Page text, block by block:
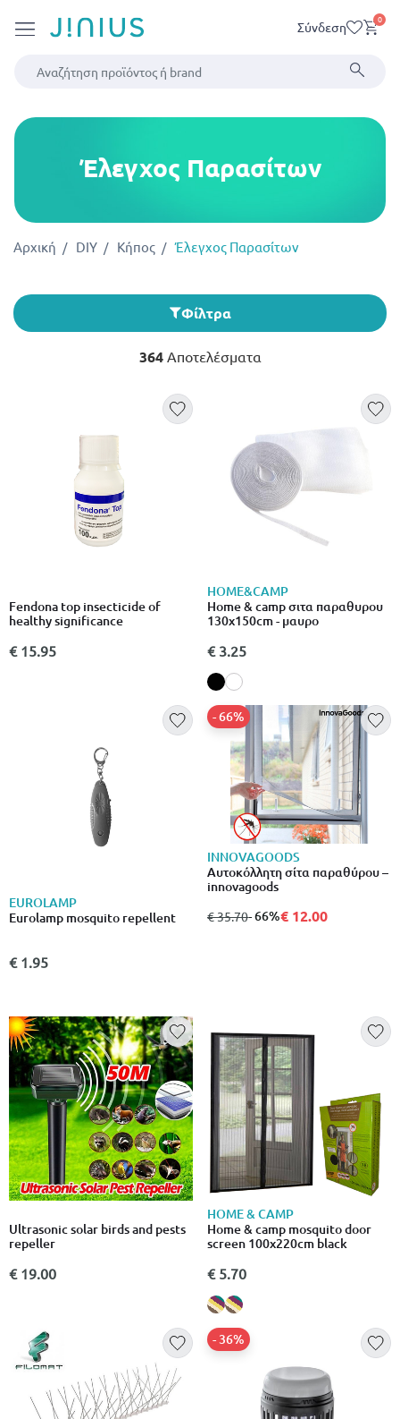
Σύνδεση 0
Έλεγχος Παρασίτων
Αρχική DIY Κήπος Έλεγχος Παρασίτων
Φίλτρα
364Αποτελέσματα
Fendona top insecticide of
healthy significance
€ 15.95
HOME&CAMP
Home & camp σιτα παραθυρου
130x150cm - μαυρο
€ 3.25
EUROLAMP
Eurolamp mosquito repellent
€ 1.95
INNOVAGOODS
Αυτοκόλλητη σίτα παραθύρου –
innovagoods
από
€ 35.70σε
- 66%
- 66%€ 12.00
Ultrasonic solar birds and pests
repeller
€ 19.00
HOME & CAMP
Home & camp mosquito door
screen 100x220cm black
€ 5.70
- 36%